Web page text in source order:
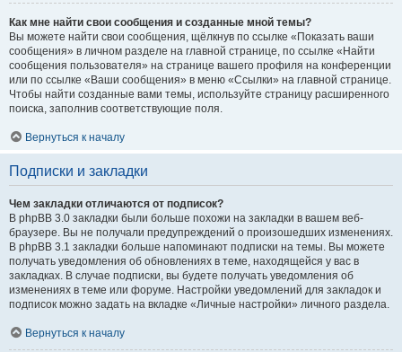
Как мне найти свои сообщения и созданные мной темы?
Вы можете найти свои сообщения, щёлкнув по ссылке «Показать ваши
сообщения» в личном разделе на главной странице, по ссылке «Найти
сообщения пользователя» на странице вашего профиля на конференции
или по ссылке «Ваши сообщения» в меню «Ссылки» на главной странице.
Чтобы найти созданные вами темы, используйте страницу расширенного
поиска, заполнив соответствующие поля.
Вернуться к началу
Подписки и закладки
Чем закладки отличаются от подписок?
В phpBB 3.0 закладки были больше похожи на закладки в вашем веб-
браузере. Вы не получали предупреждений о произошедших изменениях.
В phpBB 3.1 закладки больше напоминают подписки на темы. Вы можете
получать уведомления об обновлениях в теме, находящейся у вас в
закладках. В случае подписки, вы будете получать уведомления об
изменениях в теме или форуме. Настройки уведомлений для закладок и
подписок можно задать на вкладке «Личные настройки» личного раздела.
Вернуться к началу